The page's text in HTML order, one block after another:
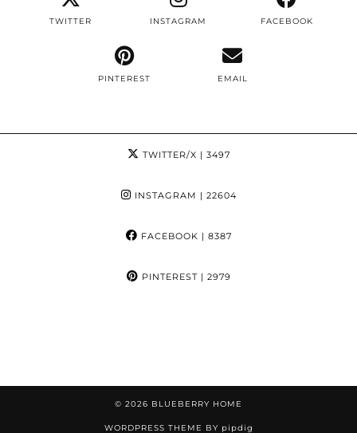
TWITTER INSTAGRAM FACEBOOK
PINTEREST EMAIL
TWITTER/X | 3497
INSTAGRAM | 22604
FACEBOOK | 8387
PINTEREST| 2979
© 2026 BLUEBERRY HOME
WORDPRESS THEME BY pipdig